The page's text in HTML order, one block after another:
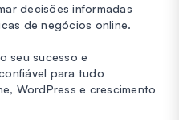
decisões informadas
de negócios online.
seu sucesso e
para tudo
WordPress e crescimento